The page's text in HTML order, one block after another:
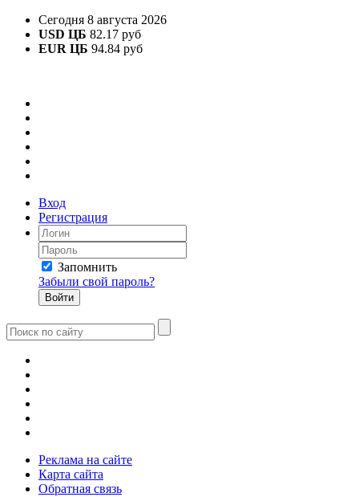
Сегодня 8 августа 2026
USD ЦБ 82.17 руб
EUR ЦБ 94.84 руб
Вход
Регистрация
Запомнить
Забыли свой пароль?
Реклама на сайте
Карта сайта
Обратная связь